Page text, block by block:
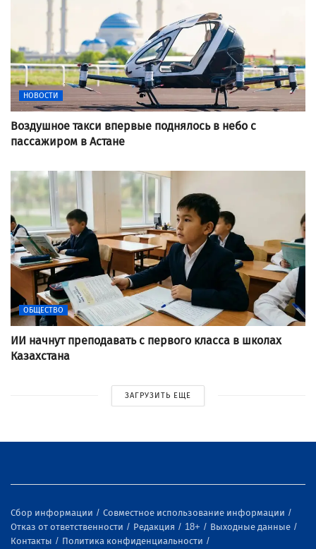
НОВОСТИ
Воздушное такси впервые поднялось в небо с
пассажиром в Астане
ОБЩЕСТВО
ИИ начнут преподавать с первого класса в школах
Казахстана
ЗАГРУЗИТЬ ЕЩЕ
Сбор информации
Совместное использование информации
Отказ от ответственности
Редакция 18+
Выходные данные
Контакты
Политика конфиденциальности